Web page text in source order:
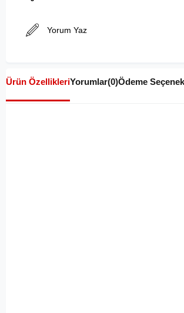
Yorum Yaz
Ürün ÖzellikleriYorumlar(0)Ödeme